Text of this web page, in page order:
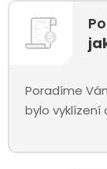
Poradíme
bylo vyklízení